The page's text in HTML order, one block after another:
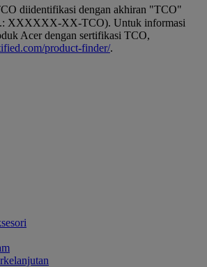
diidentifikasi dengan akhiran "TCO"
XXXXXX-XX-TCO). Untuk informasi
Acer dengan sertifikasi TCO,
product-finder/.